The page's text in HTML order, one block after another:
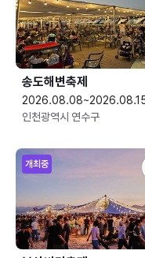
송도해변축제
인천광역시 연수구
개최중